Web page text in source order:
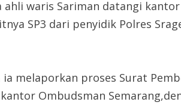
ahli waris Sariman datangi
SP3 dari penyidik Polres
melaporkan proses Surat
Ombudsman